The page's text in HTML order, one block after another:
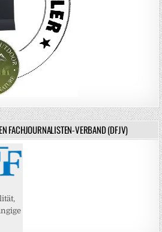
FACHJOURNALISTEN-VERBAND (DFJV)